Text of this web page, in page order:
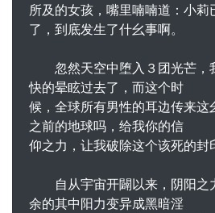
所及的女孩，嘴里喃喃道：小
了，到底发生了什幺事啊。
忽然天空中堕入３团光芒，
快的晕眩过去了，而这个时
候，全球所有男性的耳边传来这
之前的地球吗，给我你的信
仰之力，让我破除这个该死的封
自从宇宙开闢以来，阴阳之
余的其中阳力变异成黑暗淫